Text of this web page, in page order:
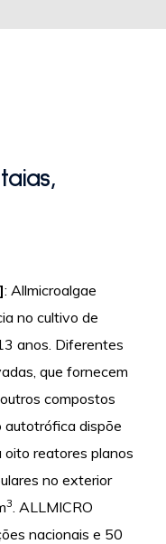
: Allmicroalgae
no cultivo de
anos. Diferentes
que fornecem
compostos
autotrófica dispõe
oito reatores planos
no exterior
3. ALLMICRO
nacionais e 50